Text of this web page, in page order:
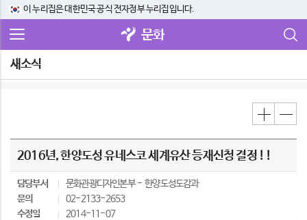
이 누리집은 대한민국 공식 전자정부 누리집입니다.
문화
새소식
2016년, 한양도성 유네스코 세계유산 등재신청 결정 ! !
담당부서 문화관광디자인본부
한양도성도감과
문의
02-2133-2653
수정일
2014-11-07